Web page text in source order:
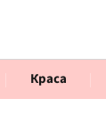
Краса